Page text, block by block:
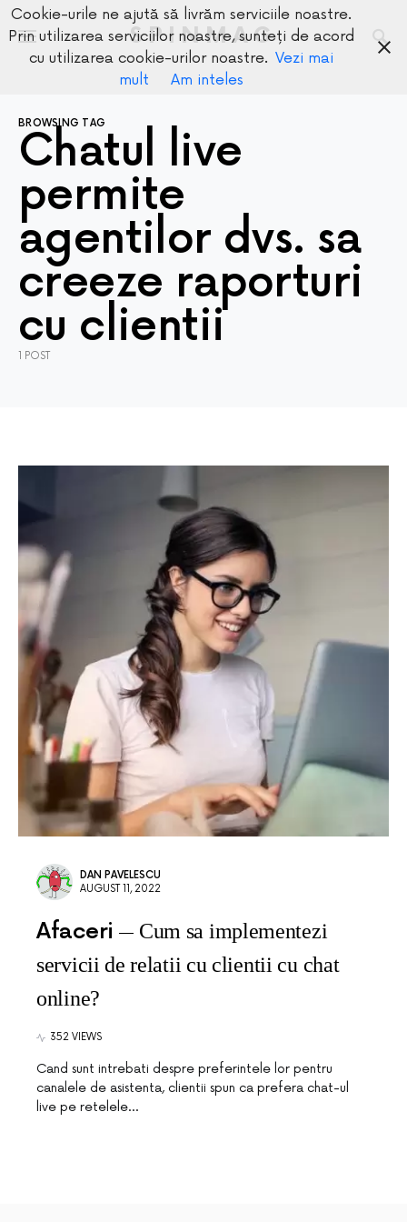
SPINMAG
BROWSING TAG
Chatul live
permite
agentilor dvs. sa
creeze raporturi
cu clientii
1 POST
DAN PAVELESCU
AUGUST 11, 2022
Afaceri
Cum sa implementezi
servicii de relatii cu clientii cu chat
online?
352 VIEWS
Cand sunt intrebati despre preferintele lor pentru
canalele de asistenta, clientii spun ca prefera chat-ul
live pe retelele…
Cookie-urile ne ajută să livrăm serviciile noastre.
Prin utilizarea serviciilor noastre, sunteți de acord
cu utilizarea cookie-urilor noastre. Vezi mai
mult
Am inteles